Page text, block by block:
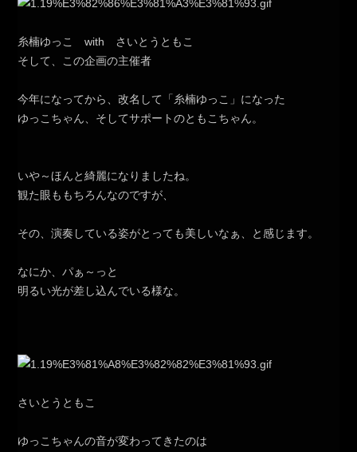
糸楠ゆっこ with さいとうともこ
そして、この企画の主催者
今年になってから、改名して「糸楠ゆっこ」になった
ゆっこちゃん、そしてサポートのともこちゃん。
いや～ほんと綺麗になりましたね。
観た眼ももちろんなのですが、
その、演奏している姿がとっても美しいなぁ、と感じます。
なにか、パぁ～っと
明るい光が差し込んでいる様な。
さいとうともこ
ゆっこちゃんの音が変わってきたのは